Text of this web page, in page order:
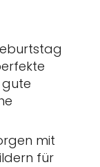
mit
für